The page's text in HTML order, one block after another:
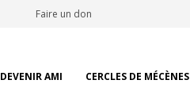
Faire un don
DEVENIR AMI CERCLES DE MÉCÈNES